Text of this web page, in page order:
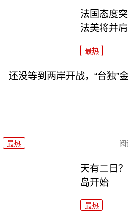
法国态度
法美将并
最热
还没等到两岸开战，“台独”
最热
天有二日
岛开始
最热